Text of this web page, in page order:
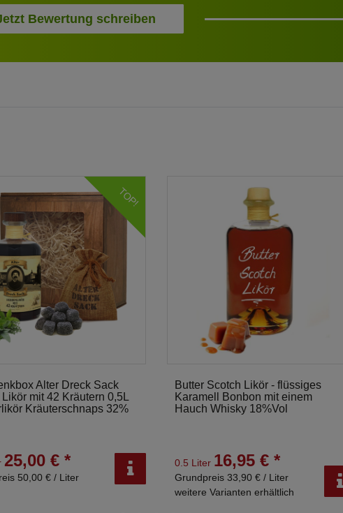
Bewertung schreiben
TOP!
Alter Dreck Sack
Likör mit 42 Kräutern 0,5L
Kräuterschnaps 32%
25,00 € *
50,00 € / Liter
Butter Scotch Likör - flüssiges
Karamell Bonbon mit einem
Hauch Whisky 18%Vol
0.5 Liter 16,95 € *
Grundpreis 33,90 € / Liter
weitere Varianten erhältlich